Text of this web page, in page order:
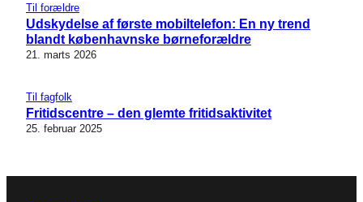
Til forældre
Udskydelse af første mobiltelefon: En ny trend
blandt københavnske børneforældre
21. marts 2026
Til fagfolk
Fritidscentre – den glemte fritidsaktivitet
25. februar 2025